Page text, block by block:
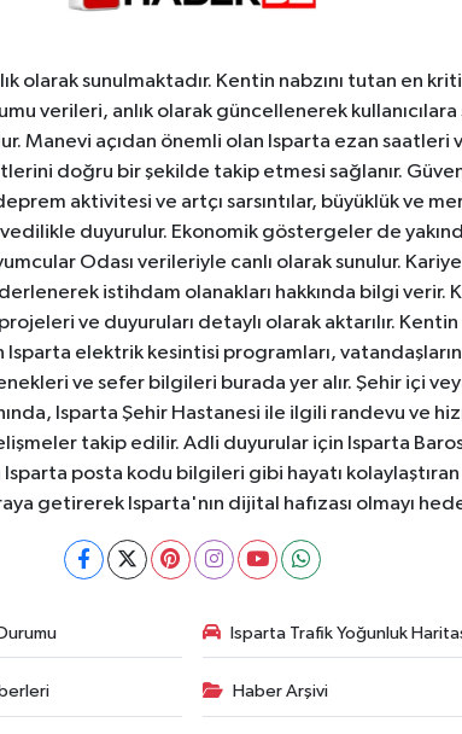
olarak sunulmaktadır. Kentin nabzını tutan en
verileri, anlık olarak güncellenerek
Manevi açıdan önemli olan Isparta ezan
doğru bir şekilde takip etmesi sağlanır.
aktivitesi ve artçı sarsıntılar, büyüklük ve
duyurulur. Ekonomik göstergeler de
Odası verileriyle canlı olarak sunulur.
istihdam olanakları hakkında bilgi verir.
ve duyuruları detaylı olarak aktarılır.
elektrik kesintisi programları,
ve sefer bilgileri burada yer alır. Şehir içi
Isparta Şehir Hastanesi ile ilgili randevu ve
takip edilir. Adli duyurular için Isparta
posta kodu bilgileri gibi hayatı
getirerek Isparta'nın dijital hafızası olmayı
Isparta Trafik Yoğunluk
Haber Arşivi